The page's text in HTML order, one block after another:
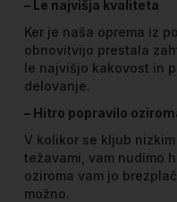
– Le najvišja kvaliteta
Ker je naša oprema iz
obnovitvijo prestala
le najvišjo kakovost in
delovanje.
– Hitro popravilo
V kolikor se kljub
težavami, vam nudimo
oziroma vam jo
možno.